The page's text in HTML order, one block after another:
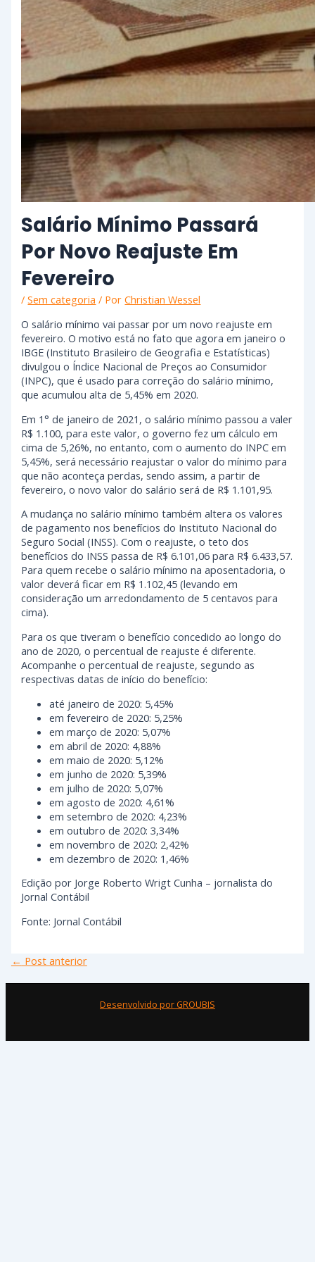
Salário Mínimo Passará
Por Novo Reajuste Em
Fevereiro
/Sem categoria / PorChristian Wessel
O salário mínimo vai passar por um novo reajuste em
fevereiro. O motivo está no fato que agora em janeiro o
IBGE (Instituto Brasileiro de Geografia e Estatísticas)
divulgou o Índice Nacional de Preços ao Consumidor
(INPC), que é usado para correção do salário mínimo,
que acumulou alta de 5,45% em 2020.
Em 1° de janeiro de 2021, o salário mínimo passou a valer
R$ 1.100, para este valor, o governo fez um cálculo em
cima de 5,26%, no entanto, com o aumento do INPC em
5,45%, será necessário reajustar o valor do mínimo para
que não aconteça perdas, sendo assim, a partir de
fevereiro, o novo valor do salário será de R$ 1.101,95.
A mudança no salário mínimo também altera os valores
de pagamento nos benefícios do Instituto Nacional do
Seguro Social (INSS). Com o reajuste, o teto dos
benefícios do INSS passa de R$ 6.101,06 para R$ 6.433,57.
Para quem recebe o salário mínimo na aposentadoria, o
valor deverá ficar em R$ 1.102,45 (levando em
consideração um arredondamento de 5 centavos para
cima).
Para os que tiveram o benefício concedido ao longo do
ano de 2020, o percentual de reajuste é diferente.
Acompanhe o percentual de reajuste, segundo as
respectivas datas de início do benefício:
até janeiro de 2020: 5,45%
em fevereiro de 2020: 5,25%
em março de 2020: 5,07%
em abril de 2020: 4,88%
em maio de 2020: 5,12%
em junho de 2020: 5,39%
em julho de 2020: 5,07%
em agosto de 2020: 4,61%
em setembro de 2020: 4,23%
em outubro de 2020: 3,34%
em novembro de 2020: 2,42%
em dezembro de 2020: 1,46%
Edição por Jorge Roberto Wrigt Cunha – jornalista do
Jornal Contábil
Fonte: Jornal Contábil
← Post anterior
Desenvolvido por GROUBIS